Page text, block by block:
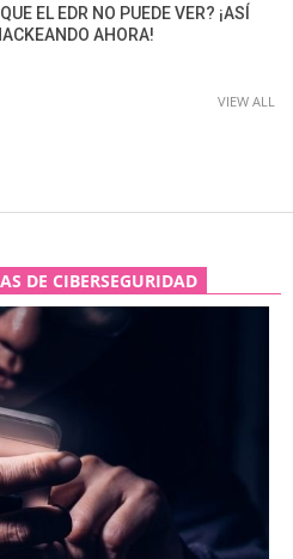
EL EDR NO PUEDE VER? ¡ASÍ
AHORA!
VIEW ALL
DE CIBERSEGURIDAD